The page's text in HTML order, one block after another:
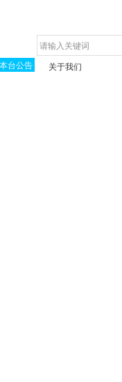
本台公告
关于我们